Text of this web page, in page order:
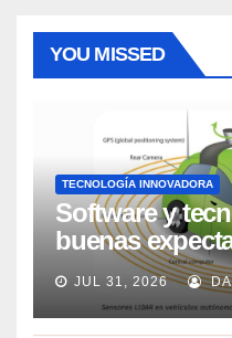
YOU MISSED
TECNOLOGÍA INNOVADORA
Software y
buenas
los próximos
Market Watch
JUL 31, 2026